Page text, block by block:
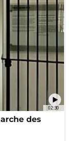
02:30
des